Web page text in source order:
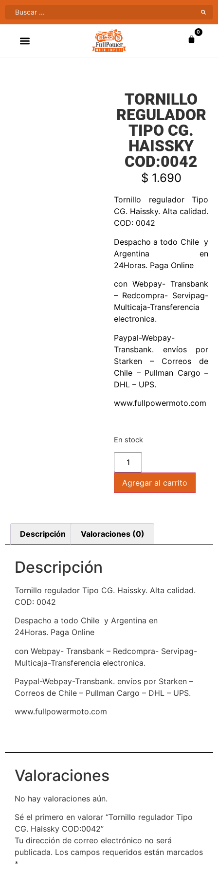
0
TORNILLO
REGULADOR
TIPO CG.
HAISSKY
COD:0042
$ 1.690
Tornillo regulador Tipo
CG. Haissky. Alta calidad.
COD: 0042
Despacho a todo Chile y
Argentina en
24Horas. Paga Online
con Webpay- Transbank
– Redcompra- Servipag-
Multicaja-Transferencia
electronica.
Paypal-Webpay-
Transbank. envíos por
Starken – Correos de
Chile – Pullman Cargo –
DHL – UPS.
www.fullpowermoto.com
En stock
Agregar al carrito
Descripción Valoraciones (0)
Descripción
Tornillo regulador Tipo CG. Haissky. Alta calidad.
COD: 0042
Despacho a todo Chile y Argentina en
24Horas. Paga Online
con Webpay- Transbank – Redcompra- Servipag-
Multicaja-Transferencia electronica.
Paypal-Webpay-Transbank. envíos por Starken –
Correos de Chile – Pullman Cargo – DHL – UPS.
www.fullpowermoto.com
Valoraciones
No hay valoraciones aún.
Sé el primero en valorar “Tornillo regulador Tipo
CG. Haissky COD:0042”
Tu dirección de correo electrónico no será
publicada. Los campos requeridos están marcados
*